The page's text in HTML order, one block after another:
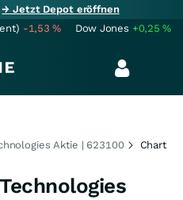
→ Jetzt Depot eröffnen
-1,53% Dow Jones +0,25%
Aktie | 623100 Chart